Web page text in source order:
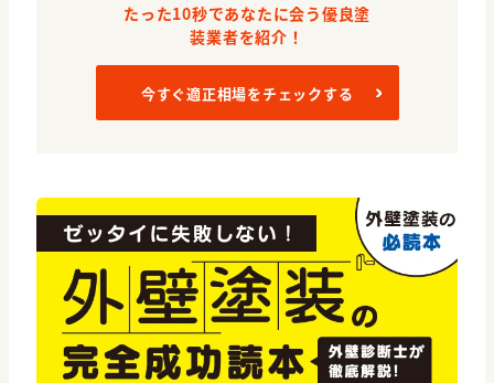
たった10秒であなたに会う優良塗
装業者を紹介！
今すぐ適正相場をチェックする